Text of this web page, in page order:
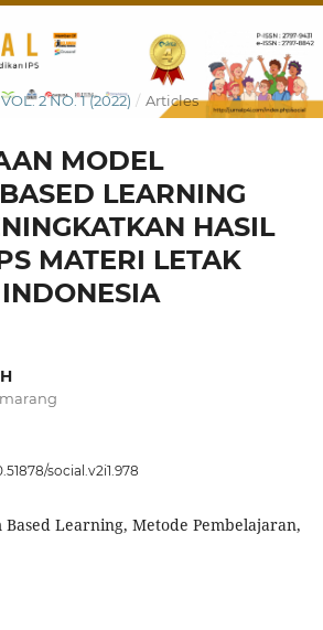
VOL. 2 NO. 1 (2022) / Articles
MODEL
LEARNING
HASIL
MATERI LETAK
social.v2i1.978
Based Learning, Metode Pembelajaran,